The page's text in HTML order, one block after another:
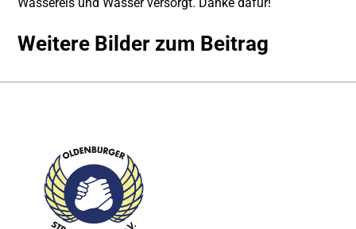
Wassereis und Wasser versorgt. Danke dafür!
Weitere Bilder zum Beitrag